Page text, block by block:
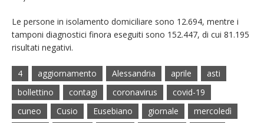
Le persone in isolamento domiciliare sono 12.694, mentre i
tamponi diagnostici finora eseguiti sono 152.447, di cui 81.195
risultati negativi.
4 aggiornamento Alessandria aprile
asti
bollettino
contagi coronavirus
covid-19
cuneo
Cusio Eusebiano giornale
mercoledì